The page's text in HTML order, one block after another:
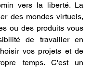
vers la liberté. La
des mondes virtuels,
ou des produits vous
de travailler en
vos projets et de
temps. C'est un